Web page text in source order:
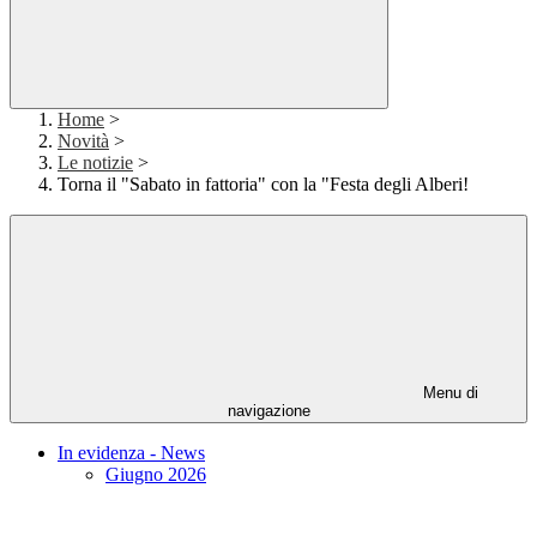
Home >
Novità >
Le notizie >
Torna il "Sabato in fattoria" con la "Festa degli Alberi!
Menu di
navigazione
In evidenza - News
Giugno 2026